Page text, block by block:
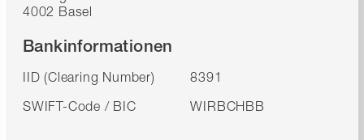
4002 Basel
Bankinformationen
IID (Clearing Number)
8391
SWIFT-Code / BIC
WIRBCHBB